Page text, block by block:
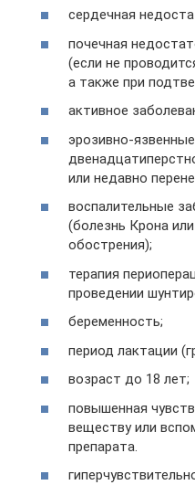
сердечная
почечная
(если не
а также при
активное
эрозивно-
или недавно
воспалительные
(болезнь Крона
обострения);
терапия
проведении
беременность;
период лактации
возраст до 18 лет;
повышенная
веществу или
препарата.